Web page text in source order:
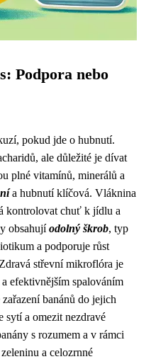
Podpora nebo
pokud jde o hubnutí.
ale důležité je dívat
plné vitamínů, minerálů a
a hubnutí klíčová. Vláknina
kontrolovat chuť k jídlu a
obsahujíodolný škrob, typ
a podporuje růst
střevní mikroflóra je
efektivnějším spalováním
banánů do jejich
a omezit nezdravé
s rozumem a v rámci
a celozrnné